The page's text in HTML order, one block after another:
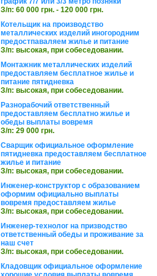
З/п: 60 000 грн. - 120 000 грн.
Котельщик на производство
металлических изделий иногородним
предостпаваляем жилье и питание
З/п: высокая, при собеседовании.
Монтажник металлических изделий
предоставляем бесплатное жилье и
питание пятидневка
З/п: высокая, при собеседовании.
Разнорабочий ответственный
предоставляем бесплатно жилье и
обеды выплаты вовремя
З/п: 29 000 грн.
Сварщик официальное оформление
пятидневка предоставляем бесплатное
жилье и питание
З/п: высокая, при собеседовании.
Инженер-конструктор с образованием
оформим официально выплаты
вовремя предоставляем жилье
З/п: высокая, при собеседовании.
Инженер-технолог на призводство
ответственный обеды и проживание за
наш счет
З/п: высокая, при собеседовании.
Кладовщик официальное оформление